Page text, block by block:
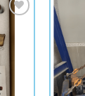
Add to